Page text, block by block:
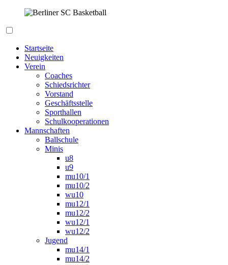
springen
Startseite
Neuigkeiten
Verein
Coaches
Schiedsrichter
Vorstand
Geschäftsstelle
Sporthallen
Schulkooperationen
Mannschaften
Ballschule
Minis
u8
u9
mu10/1
mu10/2
wu10
mu12/1
mu12/2
wu12/1
wu12/2
Jugend
mu14/1
mu14/2